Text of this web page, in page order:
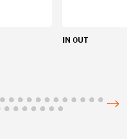
IN OUT